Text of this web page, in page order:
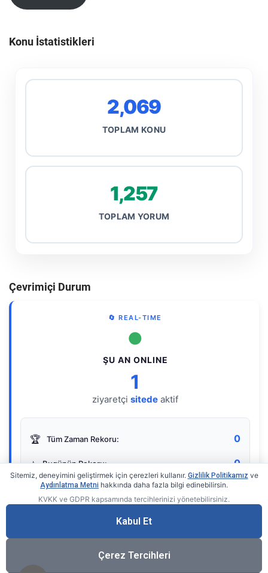
Konu İstatistikleri
2,069
TOPLAM KONU
1,257
TOPLAM YORUM
Çevrimiçi Durum
🔄 REAL-TIME
●
ŞU AN ONLINE
1
ziyaretçi sitede aktif
🏆 Tüm Zaman Rekoru: 0
⭐ Bugünün Rekoru: 0
Gerçek zamanlı sayaç
Sitemiz, deneyimini geliştirmek için çerezleri kullanır. Gizlilik Politikamız ve
Aydınlatma Metni hakkında daha fazla bilgi edinebilirsin.
KVKK ve GDPR kapsamında tercihlerinizi yönetebilirsiniz.
Kabul Et
Çerez Tercihleri